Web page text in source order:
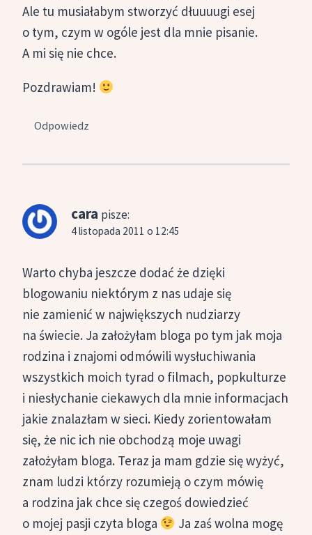
Ale tu musiałabym stworzyć dłuuuugi esej
o tym, czym w ogóle jest dla mnie pisanie.
A mi się nie chce.
Pozdrawiam!
Odpowiedz
cara pisze:
4 listopada 2011 o 12:45
Warto chyba jeszcze dodać że dzięki
blogowaniu niektórym z nas udaje się
nie zamienić w największych nudziarzy
na świecie. Ja założyłam bloga po tym jak moja
rodzina i znajomi odmówili wysłuchiwania
wszystkich moich tyrad o filmach, popkulturze
i niesłychanie ciekawych dla mnie informacjach
jakie znalazłam w sieci. Kiedy zorientowałam
się, że nic ich nie obchodzą moje uwagi
założyłam bloga. Teraz ja mam gdzie się wyżyć,
znam ludzi którzy rozumieją o czym mówię
a rodzina jak chce się czegoś dowiedzieć
o mojej pasji czyta bloga
Ja zaś wolna mogę